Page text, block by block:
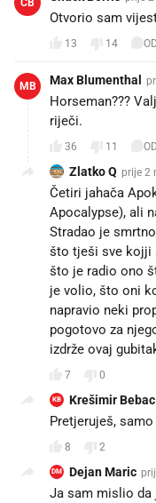
Otvorio sam
13 14
MB Max Blumenthal
Horseman???
riječi.
36 11
Zlatko Q prije 2
Četiri jahača
Apocalypse), ali
Stradao je
što tješi sve kojji
što je radio ono
je volio, što oni
napravio neki
pogotovo za
izdrže ovaj
7 0
KB Krešimir Bebac
Pretjeruješ,
8 2
DM Dejan Maric
Ja sam mislio da